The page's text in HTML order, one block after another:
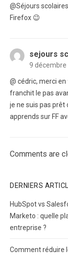
@Séjours
Firefox 😉
sejours
9 décembre
@ cédric, merci
franchit le pas
je ne suis pas prêt
apprends sur FF
Comments are
DERNIERS
HubSpot vs
Marketo : quelle
entreprise ?
Comment réduire